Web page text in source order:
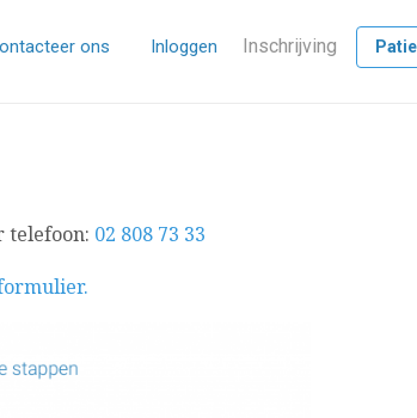
ons Inloggen Inschrijving
telefoon: 02 808 73 33